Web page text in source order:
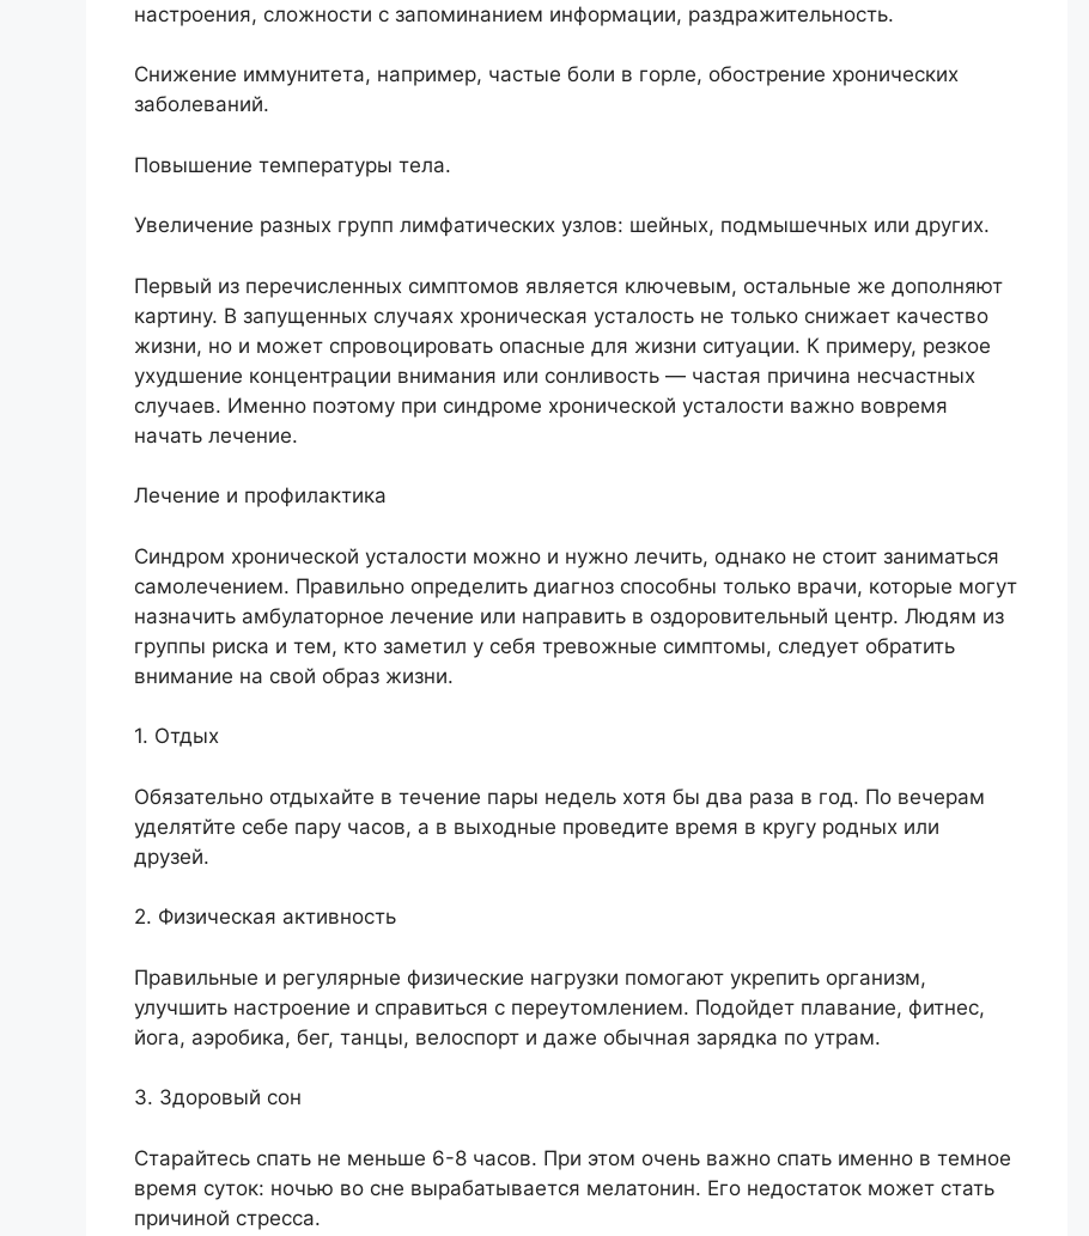
настроения, сложности с запоминанием информации, раздражительность.
Снижение иммунитета, например, частые боли в горле, обострение хронических
заболеваний.
Повышение температуры тела.
Увеличение разных групп лимфатических узлов: шейных, подмышечных или других.
Первый из перечисленных симптомов является ключевым, остальные же дополняют
картину. В запущенных случаях хроническая усталость не только снижает качество
жизни, но и может спровоцировать опасные для жизни ситуации. К примеру, резкое
ухудшение концентрации внимания или сонливость — частая причина несчастных
случаев. Именно поэтому при синдроме хронической усталости важно вовремя
начать лечение.
Лечение и профилактика
Синдром хронической усталости можно и нужно лечить, однако не стоит заниматься
самолечением. Правильно определить диагноз способны только врачи, которые могут
назначить амбулаторное лечение или направить в оздоровительный центр. Людям из
группы риска и тем, кто заметил у себя тревожные симптомы, следует обратить
внимание на свой образ жизни.
1. Отдых
Обязательно отдыхайте в течение пары недель хотя бы два раза в год. По вечерам
уделятйте себе пару часов, а в выходные проведите время в кругу родных или
друзей.
2. Физическая активность
Правильные и регулярные физические нагрузки помогают укрепить организм,
улучшить настроение и справиться с переутомлением. Подойдет плавание, фитнес,
йога, аэробика, бег, танцы, велоспорт и даже обычная зарядка по утрам.
3. Здоровый сон
Старайтесь спать не меньше 6-8 часов. При этом очень важно спать именно в темное
время суток: ночью во сне вырабатывается мелатонин. Его недостаток может стать
причиной стресса.